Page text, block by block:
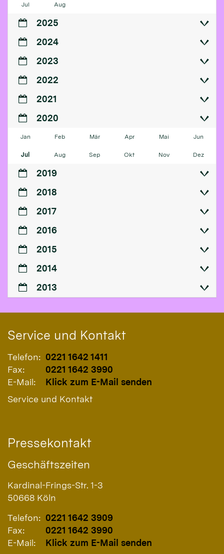
Jul Aug
2025
2024
2023
2022
2021
2020
Jan Feb Mär Apr Mai Jun
Jul Aug Sep Okt Nov Dez
2019
2018
2017
2016
2015
2014
2013
Service und Kontakt
Telefon: 0221 1642 1411
Fax:
0221 1642 3990
E-Mail:
Klick zum E-Mail senden
Service und Kontakt
Pressekontakt
Geschäftszeiten
Kardinal-Frings-Str. 1-3
50668 Köln
Telefon: 0221 1642 3909
Fax:
0221 1642 3990
E-Mail:
Klick zum E-Mail senden